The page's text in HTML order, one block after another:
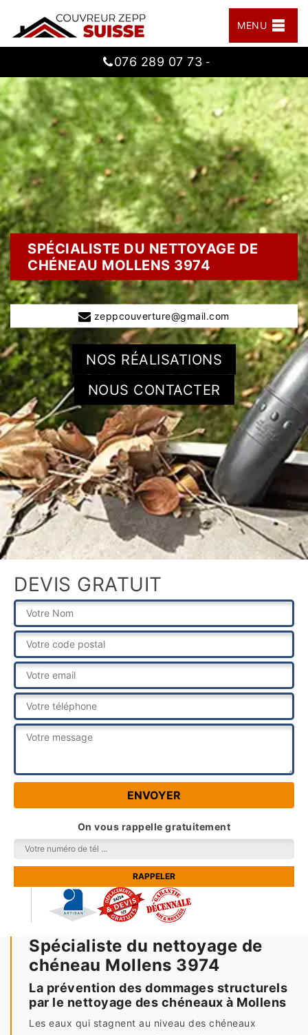
MENU
076 289 07 73 -
SPÉCIALISTE DU NETTOYAGE DE
CHÉNEAU MOLLENS 3974
zeppcouverture@gmail.com
NOS RÉALISATIONS
NOUS CONTACTER
DEVIS GRATUIT
On vous rappelle gratuitement
Spécialiste du nettoyage de
chéneau Mollens 3974
La prévention des dommages structurels
par le nettoyage des chéneaux à Mollens
Les eaux qui stagnent au niveau des chéneaux